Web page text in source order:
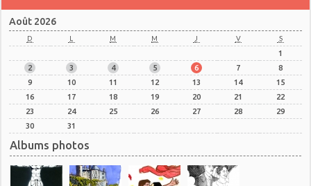
Août 2026
D L M M J V S
1
2
3 4 5 6 7
8
9
10 11 12 13 14
15
16
17 18 19 20 21
22
23
24 25 26 27 28
29
30
31
Albums photos